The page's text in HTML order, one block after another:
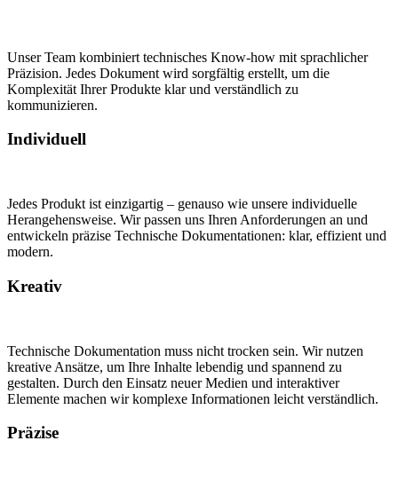
Unser Team kombiniert technisches Know-how mit sprachlicher
Präzision. Jedes Dokument wird sorgfältig erstellt, um die
Komplexität Ihrer Produkte klar und verständlich zu
kommunizieren.
Individuell
Jedes Produkt ist einzigartig – genauso wie unsere individuelle
Herangehensweise. Wir passen uns Ihren Anforderungen an und
entwickeln präzise Technische Dokumentationen: klar, effizient und
modern.
Kreativ
Technische Dokumentation muss nicht trocken sein. Wir nutzen
kreative Ansätze, um Ihre Inhalte lebendig und spannend zu
gestalten. Durch den Einsatz neuer Medien und interaktiver
Elemente machen wir komplexe Informationen leicht verständlich.
Präzise